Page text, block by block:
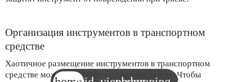
Организация инструментов в транспортном
средстве
Хаотичное размещение инструментов в транспортном
средстве может привести к их повреждению. Чтобы